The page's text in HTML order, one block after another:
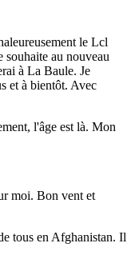
le Lcl
au nouveau
à La Baule. Je
et à bientôt. Avec
l'âge est là. Mon
moi. Bon vent et
tous en Afghanistan. Il